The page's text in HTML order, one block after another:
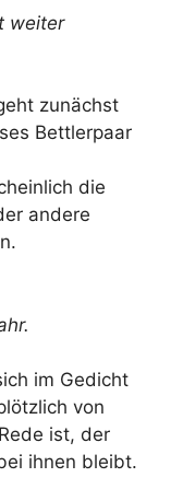
weiter
zunächst
Bettlerpaar
die
andere
im Gedicht
von
ist, der
ihnen bleibt.